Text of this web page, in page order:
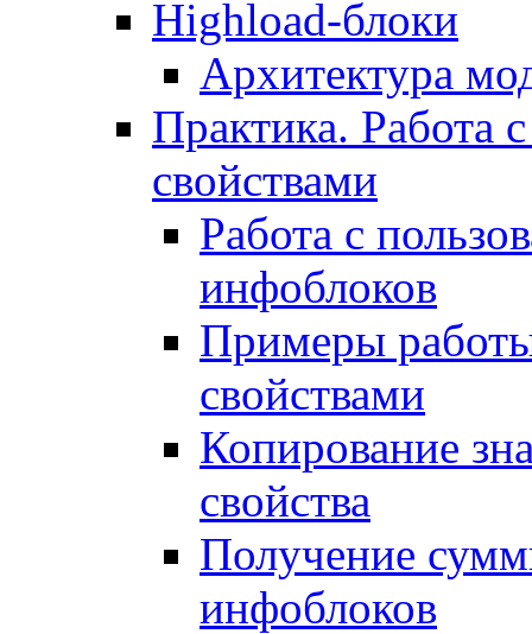
Highload-блоки
Архитектура
Практика. Работа
свойствами
Работа с
инфоблоков
Примеры
свойствами
Копирование
свойства
Получение
инфоблоков